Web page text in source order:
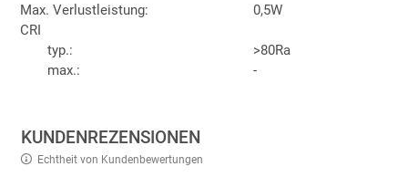
Max. Verlustleistung:
0,5W
CRI
typ.:
>80Ra
max.:
-
KUNDENREZENSIONEN
Echtheit von Kundenbewertungen